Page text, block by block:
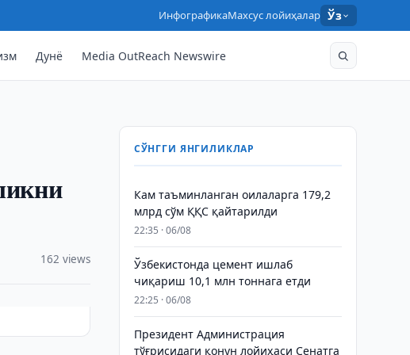
ИнфографикаМахсус лойиҳалар Ўз
Дунё Media OutReach Newswire
162 views
СЎНГГИ ЯНГИЛИКЛАР
Кам таъминланган оилаларга 179,2
млрд сўм ҚҚС қайтарилди
22:35 · 06/08
Ўзбекистонда цемент ишлаб
чиқариш 10,1 млн тоннага етди
22:25 · 06/08
Президент Администрация
тўғрисидаги қонун лойиҳаси Сенатга